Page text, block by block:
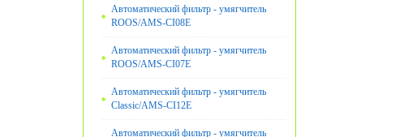
Автоматический фильтр - умягчитель
ROOS/AMS-CI08E
Автоматический фильтр - умягчитель
ROOS/AMS-CI07E
Автоматический фильтр - умягчитель
Classic/AMS-CI12E
Автоматический фильтр - умягчитель